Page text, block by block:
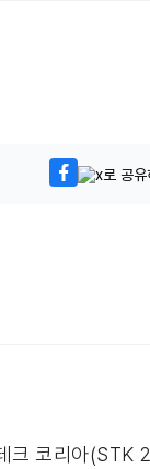
크 코리아(STK